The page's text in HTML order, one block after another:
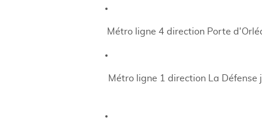
Métro ligne 4 direction Porte
Métro ligne 1 direction La Défense